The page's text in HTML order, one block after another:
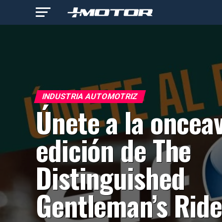
INDUSTRIA AUTOMOTRIZ
Únete a la
edición de The
Distinguished
Gentleman’s Ride